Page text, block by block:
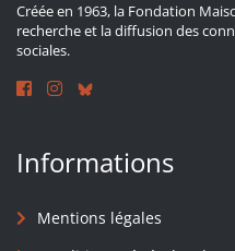
Créée en 1963, la Fondation
recherche et la diffusion des
sociales.
Informations
Mentions légales